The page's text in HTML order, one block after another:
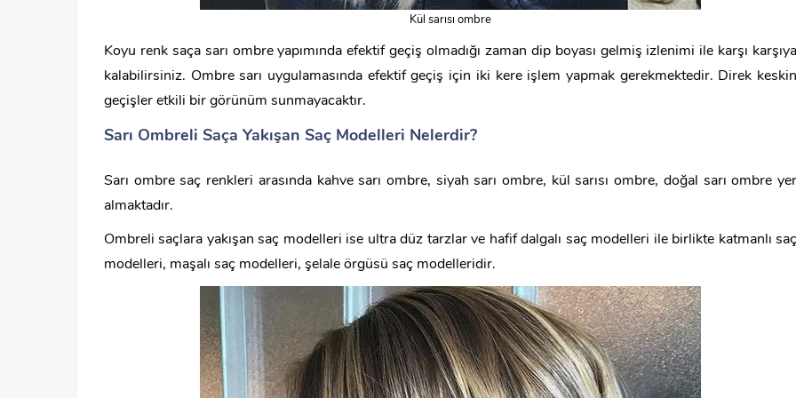
Kül sarısı ombre
Koyu renk saça sarı ombre yapımında efektif geçiş olmadığı zaman dip boyası gelmiş izlenimi ile karşı karşıya
kalabilirsiniz. Ombre sarı uygulamasında efektif geçiş için iki kere işlem yapmak gerekmektedir. Direk keskin
geçişler etkili bir görünüm sunmayacaktır.
Sarı Ombreli Saça Yakışan Saç Modelleri Nelerdir?
Sarı ombre saç renkleri arasında kahve sarı ombre, siyah sarı ombre, kül sarısı ombre, doğal sarı ombre yer
almaktadır.
Ombreli saçlara yakışan saç modelleri ise ultra düz tarzlar ve hafif dalgalı saç modelleri ile birlikte katmanlı saç
modelleri, maşalı saç modelleri, şelale örgüsü saç modelleridir.